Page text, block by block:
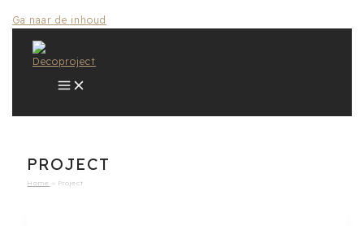
Ga naar de inhoud
PROJECT
Home Project